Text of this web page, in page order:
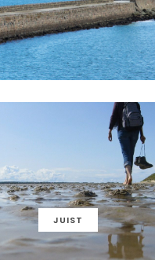
JUIST